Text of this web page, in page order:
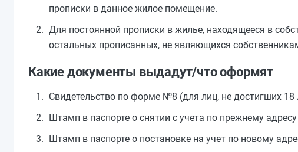
прописки в данное жилое помещение.
Для постоянной прописки в жилье, находящееся в
остальных прописанных, не являющихся
Какие документы выдадут/что оформят
Свидетельство по форме №8 (для лиц, не достигших 18
Штамп в паспорте о снятии с учета по прежнему
Штамп в паспорте о постановке на учет по новому